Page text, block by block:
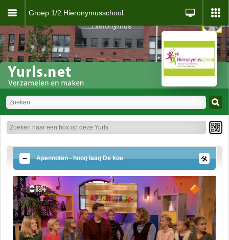
Groep 1/2 Hieronymusschool
Apennoten - hoog laag De koe